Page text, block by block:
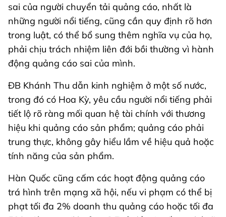
sai của người chuyển tải quảng cáo, nhất là
những người nổi tiếng, cũng cần quy định rõ hơn
trong luật, có thể bổ sung thêm nghĩa vụ của họ,
phải chịu trách nhiệm liên đới bồi thường vì hành
động quảng cáo sai của mình.
ĐB Khánh Thu dẫn kinh nghiệm ở một số nước,
trong đó có Hoa Kỳ, yêu cầu người nổi tiếng phải
tiết lộ rõ ràng mối quan hệ tài chính với thương
hiệu khi quảng cáo sản phẩm; quảng cáo phải
trung thực, không gây hiểu lầm về hiệu quả hoặc
tính năng của sản phẩm.
Hàn Quốc cũng cấm các hoạt động quảng cáo
trá hình trên mạng xã hội, nếu vi phạm có thể bị
phạt tối đa 2% doanh thu quảng cáo hoặc tối đa